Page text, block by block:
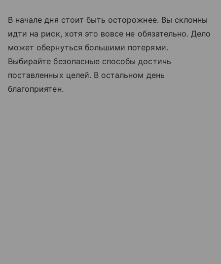
В начале дня стоит быть осторожнее. Вы склонны
идти на риск, хотя это вовсе не обязательно. Дело
может обернуться большими потерями.
Выбирайте безопасные способы достичь
поставленных целей. В остальном день
благоприятен.